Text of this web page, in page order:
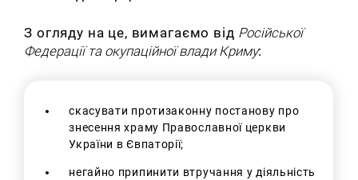
З огляду на це, вимагаємо від Російської
Федерації та окупаційної влади Криму:
скасувати протизаконну постанову про
знесення храму Православної церкви
України в Євпаторії;
негайно припинити втручання у діяльність